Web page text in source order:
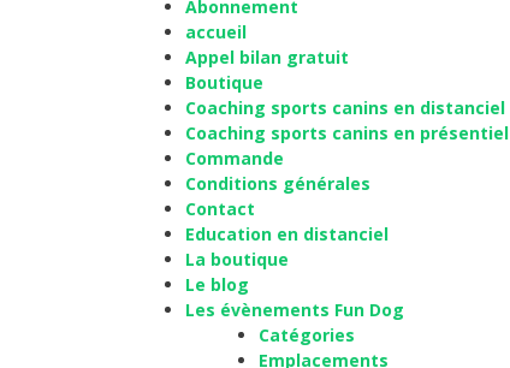
Abonnement
accueil
Appel bilan gratuit
Boutique
Coaching sports canins en distanciel
Coaching sports canins en présentiel
Commande
Conditions générales
Contact
Education en distanciel
La boutique
Le blog
Les évènements Fun Dog
Catégories
Emplacements